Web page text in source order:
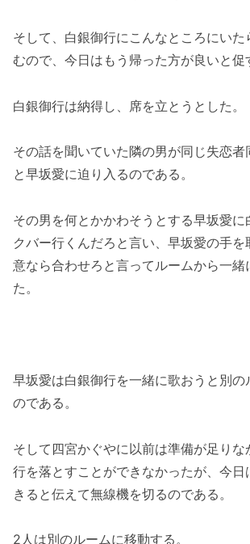
そして、白銀御行にこんなところにいた
むので、今日はもう帰った方が良いと促
白銀御行は納得し、席を立とうとした。
その話を聞いていた隣の男が同じ失恋者
と早坂愛に迫り入るのである。
その男を何とかかわそうとする早坂愛に
クバー行くんだろと言い、早坂愛の手
意なら合わせろと言ってルームから一緒
た。
早坂愛は白銀御行を一緒に歌おうと別の
のである。
そして四宮かぐやに以前は準備が足りな
行を落とすことができなかったが、今
きると伝えて無線機を切るのである。
2人は別のルームに移動する。